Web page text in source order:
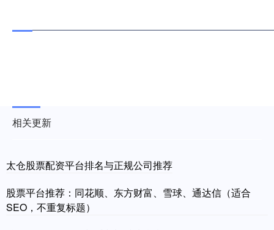
相关更新
太仓股票配资平台排名与正规公司推荐
股票平台推荐：同花顺、东方财富、雪球、通达信（适合
SEO，不重复标题）